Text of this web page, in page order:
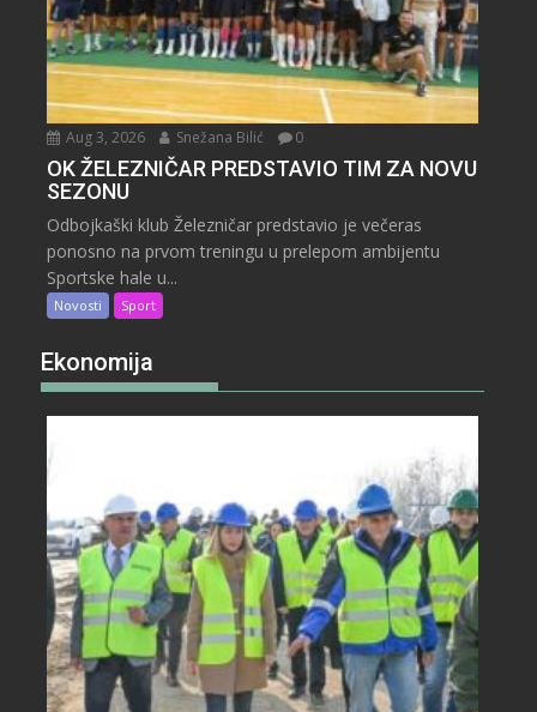
Aug 3, 2026 Snežana Bilić 0
OK ŽELEZNIČAR PREDSTAVIO TIM ZA NOVU
SEZONU
Odbojkaški klub Železničar predstavio je večeras
ponosno na prvom treningu u prelepom ambijentu
Sportske hale u...
Novosti Sport
Ekonomija